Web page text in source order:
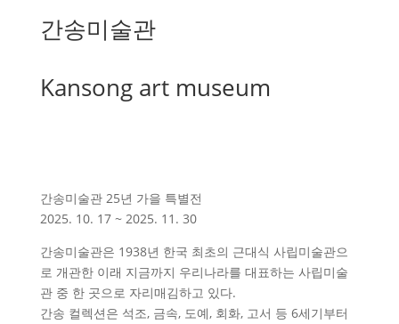
간송미술관
Kansong art museum
간송미술관 25년 가을 특별전
2025. 10. 17 ~ 2025. 11. 30
간송미술관은 1938년 한국 최초의 근대식 사립미술관으
로 개관한 이래 지금까지 우리나라를 대표하는 사립미술
관 중 한 곳으로 자리매김하고 있다.
간송 컬렉션은 석조, 금속, 도예, 회화, 고서 등 6세기부터